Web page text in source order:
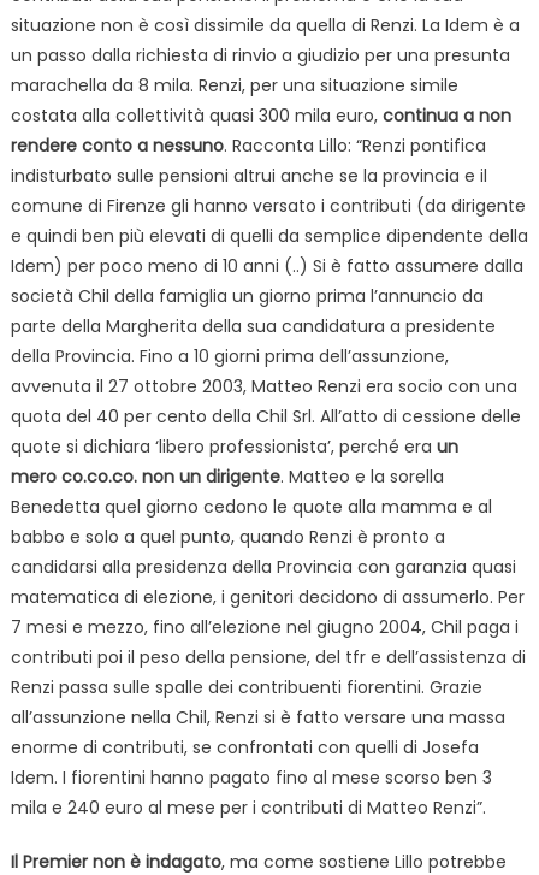
situazione non è così dissimile da quella di Renzi. La Idem è a
un passo dalla richiesta di rinvio a giudizio per una presunta
marachella da 8 mila. Renzi, per una situazione simile
costata alla collettività quasi 300 mila euro, continua a non
rendere conto a nessuno. Racconta Lillo: “Renzi pontifica
indisturbato sulle pensioni altrui anche se la provincia e il
comune di Firenze gli hanno versato i contributi (da dirigente
e quindi ben più elevati di quelli da semplice dipendente della
Idem) per poco meno di 10 anni (..) Si è fatto assumere dalla
società Chil della famiglia un giorno prima l’annuncio da
parte della Margherita della sua candidatura a presidente
della Provincia. Fino a 10 giorni prima dell’assunzione,
avvenuta il 27 ottobre 2003, Matteo Renzi era socio con una
quota del 40 per cento della Chil Srl. All’atto di cessione delle
quote si dichiara ‘libero professionista’, perché era un
mero co.co.co. non un dirigente. Matteo e la sorella
Benedetta quel giorno cedono le quote alla mamma e al
babbo e solo a quel punto, quando Renzi è pronto a
candidarsi alla presidenza della Provincia con garanzia quasi
matematica di elezione, i genitori decidono di assumerlo. Per
7 mesi e mezzo, fino all’elezione nel giugno 2004, Chil paga i
contributi poi il peso della pensione, del tfr e dell’assistenza di
Renzi passa sulle spalle dei contribuenti fiorentini. Grazie
all’assunzione nella Chil, Renzi si è fatto versare una massa
enorme di contributi, se confrontati con quelli di Josefa
Idem. I fiorentini hanno pagato fino al mese scorso ben 3
mila e 240 euro al mese per i contributi di Matteo Renzi”.
Il Premier non è indagato, ma come sostiene Lillo potrebbe